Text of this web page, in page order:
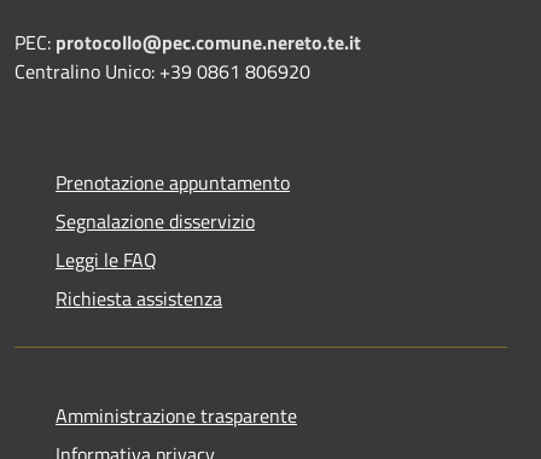
PEC: protocollo@pec.comune.nereto.te.it
Centralino Unico: +39 0861 806920
Prenotazione appuntamento
Segnalazione disservizio
Leggi le FAQ
Richiesta assistenza
Amministrazione trasparente